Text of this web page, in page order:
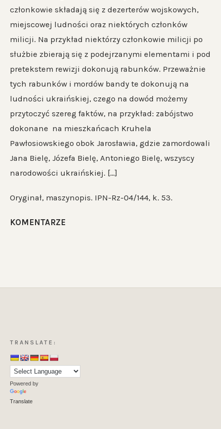
członkowie składają się z dezerterów wojskowych,
miejscowej ludności oraz niektórych członków
milicji. Na przykład niektórzy członkowie milicji po
służbie zbierają się z podejrzanymi elementami i pod
pretekstem rewizji dokonują rabunków. Przeważnie
tych rabunków i mordów bandy te dokonują na
ludności ukraińskiej, czego na dowód możemy
przytoczyć szereg faktów, na przykład: zabójstwo
dokonane na mieszkańcach Kruhela
Pawłosiowskiego obok Jarosławia, gdzie zamordowali
Jana Bielę, Józefa Bielę, Antoniego Bielę, wszyscy
narodowości ukraińskiej. […]
Oryginał, maszynopis. IPN-Rz-04/144, k. 53.
KOMENTARZE
TRANSLATE:
Powered by
Translate